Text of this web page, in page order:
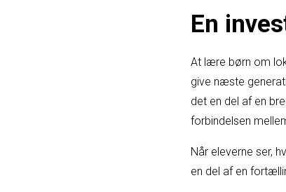
En
At lære børn om
give næste
det en del af en
forbindelsen
Når eleverne ser,
en del af en